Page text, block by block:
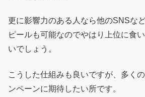
更に影響力のある人なら他のSNSな
ピールも可能なのでやはり上位に食
いでしょう。
こうした仕組みも良いですが、多く
ンペーンに期待したい所です。